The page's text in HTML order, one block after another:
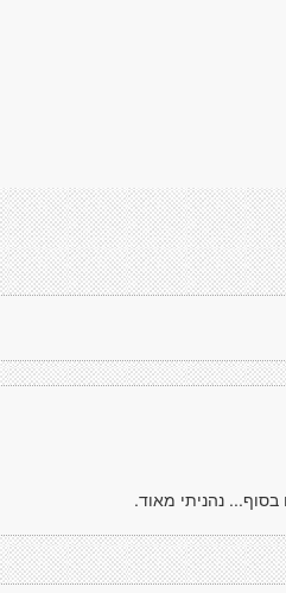
נהניתי מאוד.